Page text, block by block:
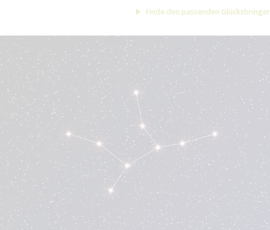
Finde den passenden Glücksbringer